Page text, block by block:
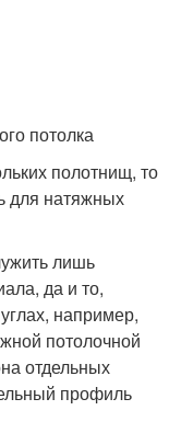
потолка
полотнищ, то
для натяжных
лишь
да и то,
например,
потолочной
отдельных
профиль